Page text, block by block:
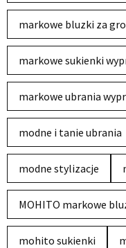
markowe bluzki za
markowe sukienki
markowe ubrania
modne i tanie ubrania
modne stylizacje
MOHITO markowe
mohito sukienki